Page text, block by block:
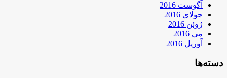
آگوست 2016
جولای 2016
ژوئن 2016
می 2016
آوریل 2016
دسته‌ها